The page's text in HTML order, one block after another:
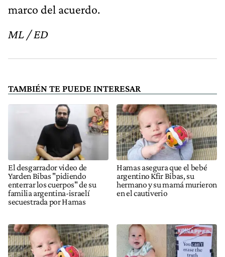
marco del acuerdo.
ML / ED
TAMBIÉN TE PUEDE INTERESAR
El desgarrador video de
Yarden Bibas "pidiendo
enterrar los cuerpos" de su
familia argentina-israelí
secuestrada por Hamas
Hamas asegura que el bebé
argentino Kfir Bibas, su
hermano y su mamá murieron
en el cautiverio